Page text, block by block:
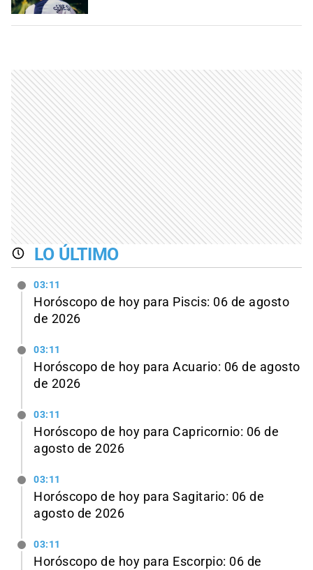
LO ÚLTIMO
03:11
Horóscopo de hoy para Piscis: 06 de agosto
de 2026
03:11
Horóscopo de hoy para Acuario: 06 de agosto
de 2026
03:11
Horóscopo de hoy para Capricornio: 06 de
agosto de 2026
03:11
Horóscopo de hoy para Sagitario: 06 de
agosto de 2026
03:11
Horóscopo de hoy para Escorpio: 06 de